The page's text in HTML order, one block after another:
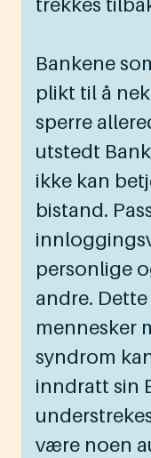
trekkes
Bankene
plikt til å
sperre
utstedt
ikke kan
bistand.
personlige
andre.
mennesker
syndrom
inndratt sin
være noen